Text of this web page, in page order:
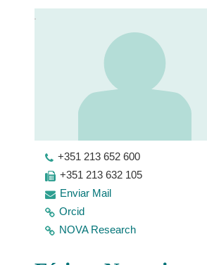
+351 213 652 600
+351 213 632 105
Enviar Mail
Orcid
NOVA Research